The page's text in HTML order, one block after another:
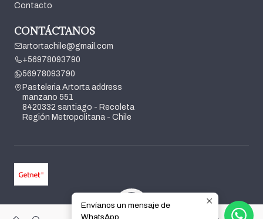
Contacto
CONTÁCTANOS
artortachile@gmail.com
+56978093790
56978093790
Pasteleria Artorta address
manzano 551
8420332 santiago - Recoleta
Región Metropolitana - Chile
2026 Pasteleria Artorta.Envíanos un mensaje de
WhatsApp